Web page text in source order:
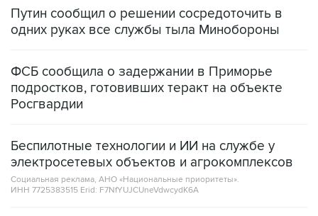
Путин сообщил о решении сосредоточить в
одних руках все службы тыла Минобороны
ФСБ сообщила о задержании в Приморье
подростков, готовивших теракт на объекте
Росгвардии
Беспилотные технологии и ИИ на службе у
электросетевых объектов и агрокомплексов
Социальная реклама, АНО «Национальные приоритеты».
ИНН 7725383515 Erid: F7NfYUJCUneVdwcydK6A